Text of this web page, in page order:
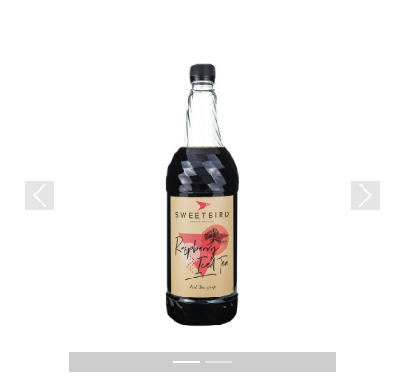
Previous Next